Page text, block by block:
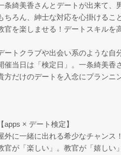
条綺美香さんとデートが出来て、
ちろん、紳士な対応を心掛けるこ
官を楽しませる！デートスキルを
ートクラブや出会い系のような自
催当日は「検定日」。一条綺美香
方だけのデートを入念にプランニ
【apps × デート検定】
外に一緒に出れる希少なチャンス
官が「楽しい」。教官が「嬉しい